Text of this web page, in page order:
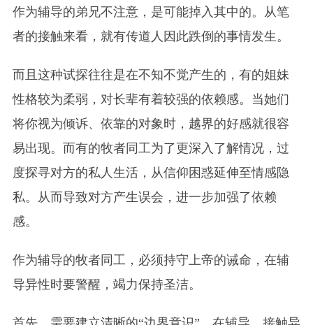
作为辅导的弟兄不注意，是可能掉入其中的。从笔
者的接触来看，就有传道人因此跌倒的事情发生。
而且这种试探往往是在不知不觉产生的，有的姐妹
性格较为柔弱，对长辈有着较强的依赖感。当她们
将你视为倾诉、依靠的对象时，越界的好感就很容
易出现。而有的牧者同工为了更深入了解情况，过
度探寻对方的私人生活，从信仰困惑延伸至情感隐
私。从而导致对方产生误会，进一步加强了依赖
感。
作为辅导的牧者同工，必须持守上帝的诫命，在辅
导异性时要警醒，竭力保持圣洁。